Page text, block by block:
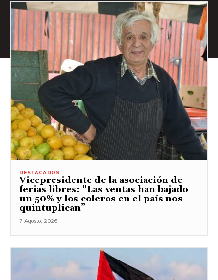
DESTACADOS
Vicepresidente de la asociación de
ferias libres: “Las ventas han bajado
un 50% y los coleros en el país nos
quintuplican”
7 Agosto, 2026